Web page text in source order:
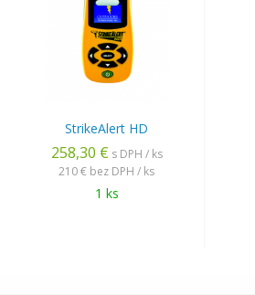
StrikeAlert HD
258,30 € s DPH / ks
210 € bez DPH / ks
1 ks